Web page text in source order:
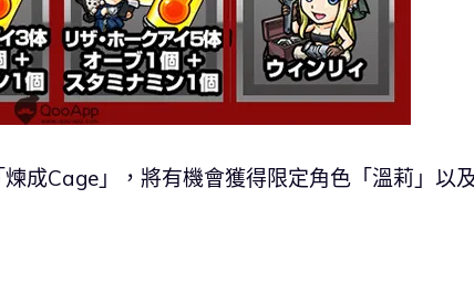
成Cage」，將有機會獲得限定角色「溫莉」以